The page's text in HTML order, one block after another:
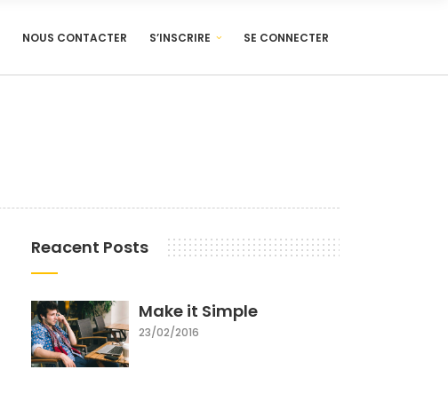
NOUS CONTACTER S’INSCRIRE SE CONNECTER
Reacent Posts
Make it Simple
23/02/2016